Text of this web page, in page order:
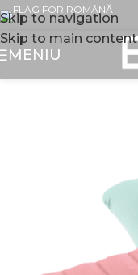
Skip to navigation
Skip to main content
MENIU